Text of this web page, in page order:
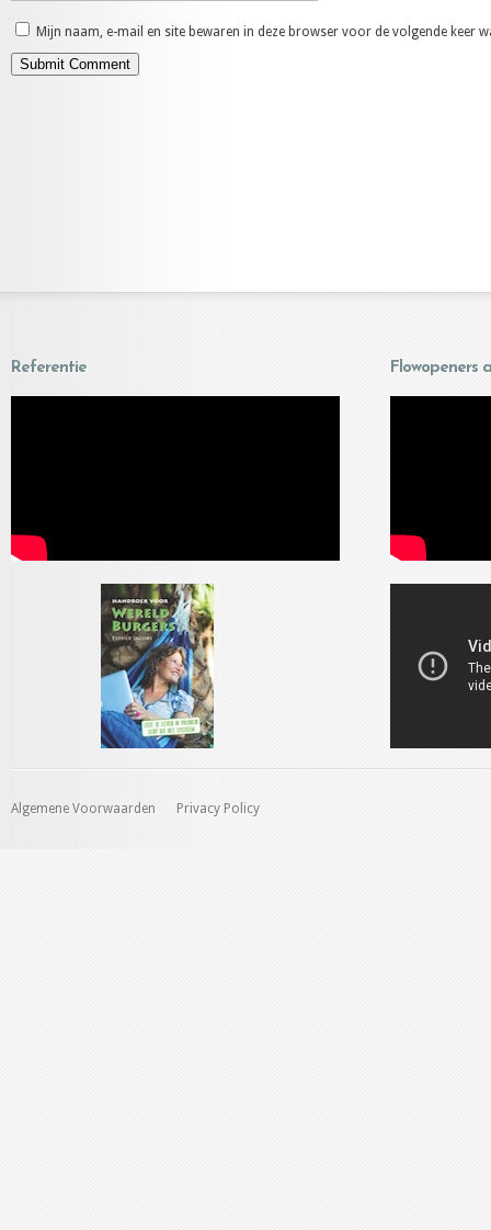
Mijn naam, e-mail en site bewaren in deze browser voor de volgende keer
Referentie Flowopeners
Algemene Voorwaarden Privacy Policy